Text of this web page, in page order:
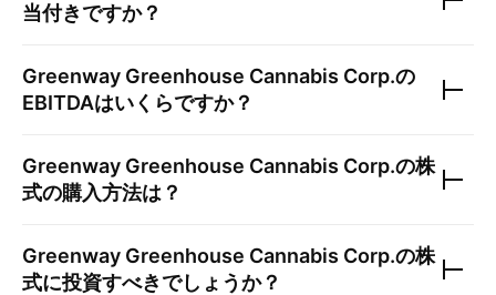
当付きですか？
Greenway Greenhouse Cannabis Corp.の
EBITDAはいくらですか？
Greenway Greenhouse Cannabis Corp.の株
式の購入方法は？
Greenway Greenhouse Cannabis Corp.の株
式に投資すべきでしょうか？